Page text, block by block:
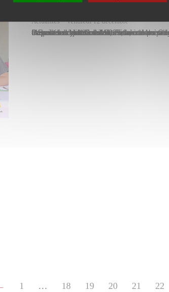
Actualités vendredi 12 décembre
Depuis le mois d’avril 2025, la commune de Papeete et les écoles de Pinai et Mama’o ont travaillé en collaboration en faveur du programme « Sport à l’école » à destination de près de 200 élèves du cycle 2. Ainsi, ces derniers ont bénéficié de cours de judo avec les éducateurs Cédric Delanne et Matthieu Motescu, à…
1 … 18 19 20 21 22